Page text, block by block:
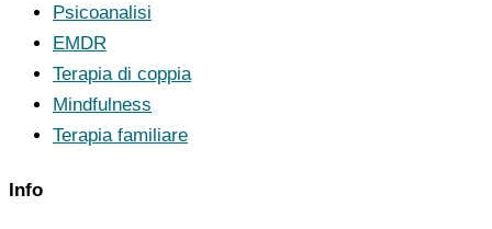
Psicoanalisi
EMDR
Terapia di coppia
Mindfulness
Terapia familiare
Info